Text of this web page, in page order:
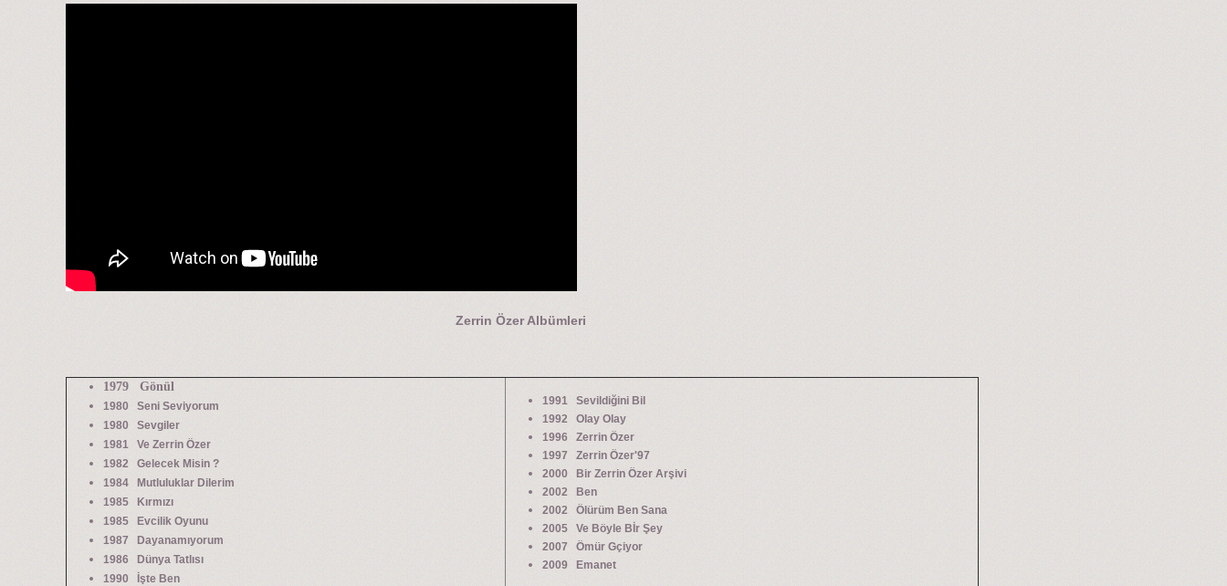
Zerrin Özer Albümleri
1979 Gönül
1980 Seni Seviyorum
1980 Sevgiler
1981 Ve Zerrin Özer
1982 Gelecek Misin ?
1984 Mutluluklar Dilerim
1985 Kırmızı
1985 Evcilik Oyunu
1987 Dayanamıyorum
1986 Dünya Tatlısı
1990 İşte Ben
1991 Sevildiğini Bil
1992 Olay Olay
1996 Zerrin Özer
1997 Zerrin Özer'97
2000 Bir Zerrin Özer Arşivi
2002 Ben
2002 Ölürüm Ben Sana
2005 Ve Böyle Bİr Şey
2007 Ömür Gçiyor
2009 Emanet